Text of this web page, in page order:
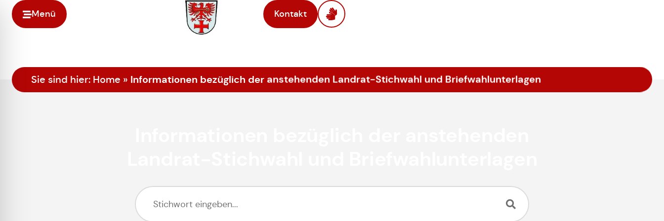
Menü Kontakt
Sie sind hier: Home » Informationen bezüglich der anstehenden Landrat-Stichwahl und Briefwahlunterlagen